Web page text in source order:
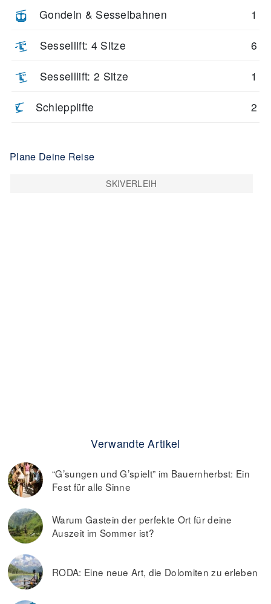
Gondeln & Sesselbahnen 1
Sessellift: 4 Sitze 6
Sesselllift: 2 Sitze 1
Schlepplifte 2
Plane Deine Reise
SKIVERLEIH
Verwandte Artikel
“G’sungen und G’spielt” im Bauernherbst: Ein
Fest für alle Sinne
Warum Gastein der perfekte Ort für deine
Auszeit im Sommer ist?
RODA: Eine neue Art, die Dolomiten zu erleben